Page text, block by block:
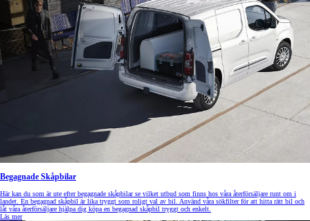
Begagnade Skåpbilar
Här kan du som är ute efter begagnade skåpbilar se vilket utbud som finns hos våra återförsäljare runt om i
landet. En begagnad skåpbil är lika tryggt som roligt val av bil. Använd våra sökfilter för att hitta rätt bil och
låt våra återförsäljare hjälpa dig köpa en begagnad skåpbil tryggt och enkelt.
Läs mer